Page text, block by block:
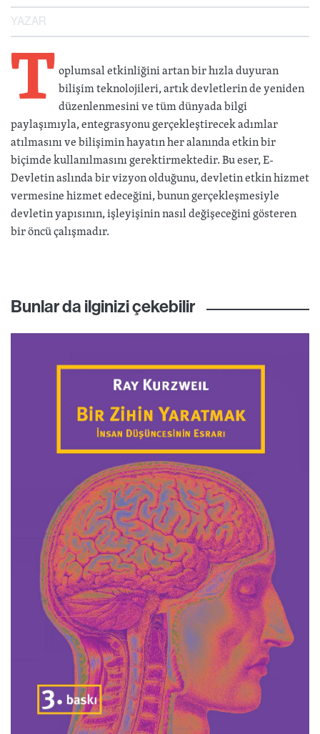
YAZAR
Toplumsal etkinliğini artan bir hızla duyuran
bilişim teknolojileri, artık devletlerin de yeniden
düzenlenmesini ve tüm dünyada bilgi
paylaşımıyla, entegrasyonu gerçekleştirecek adımlar
atılmasını ve bilişimin hayatın her alanında etkin bir
biçimde kullanılmasını gerektirmektedir. Bu eser, E-
Devletin aslında bir vizyon olduğunu, devletin etkin hizmet
vermesine hizmet edeceğini, bunun gerçekleşmesiyle
devletin yapısının, işleyişinin nasıl değişeceğini gösteren
bir öncü çalışmadır.
Bunlar da ilginizi çekebilir